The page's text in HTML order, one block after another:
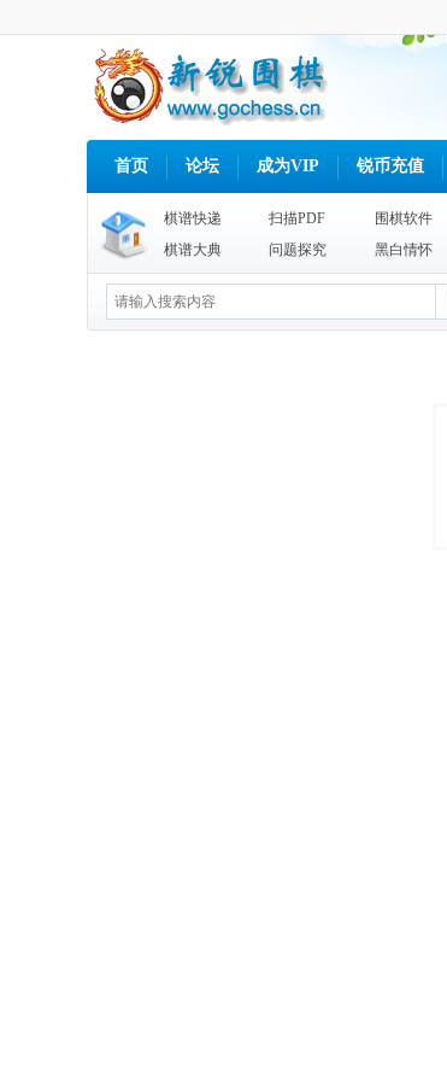
首页 论坛 成为VIP 锐币充值
棋谱快递 扫描PDF
围棋软件
棋谱大典
问题探究 黑白情怀